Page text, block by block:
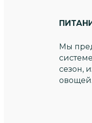
Мы
сезон,
овощей.